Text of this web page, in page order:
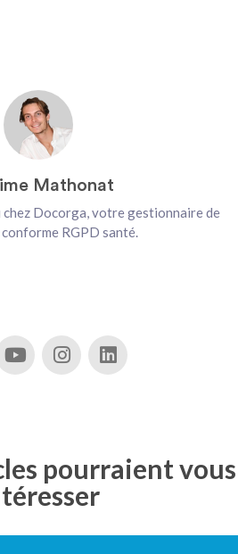
Mathonat
chez Docorga, votre gestionnaire de
RGPD santé.
pourraient vous